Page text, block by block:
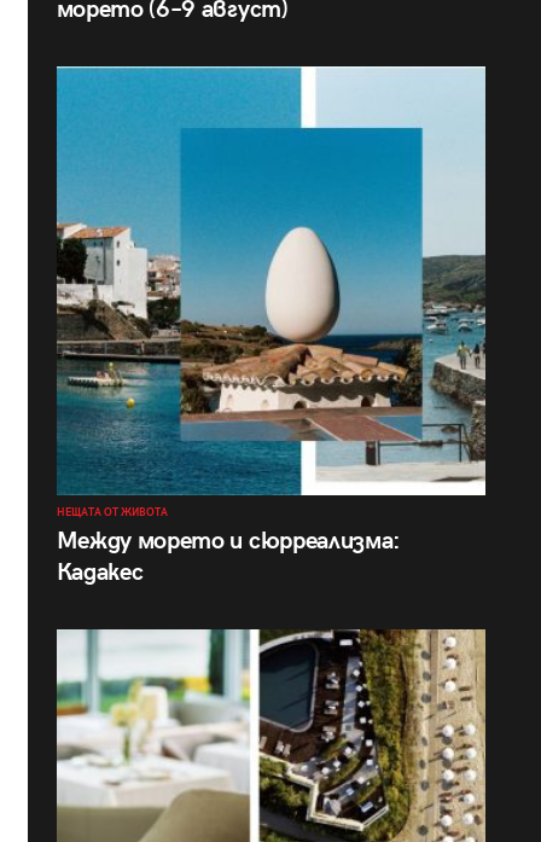
морето (6–9 август)
НЕЩАТА ОТ ЖИВОТА
Между морето и сюрреализма:
Кадакес